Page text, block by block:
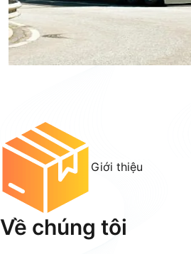
Giới thiệu
Về chúng tôi